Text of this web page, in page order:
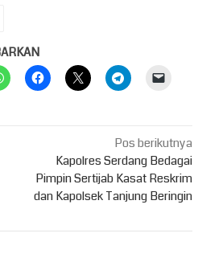
Pos berikutnya
Kapolres Serdang Bedagai
Pimpin Sertijab Kasat Reskrim
dan Kapolsek Tanjung Beringin